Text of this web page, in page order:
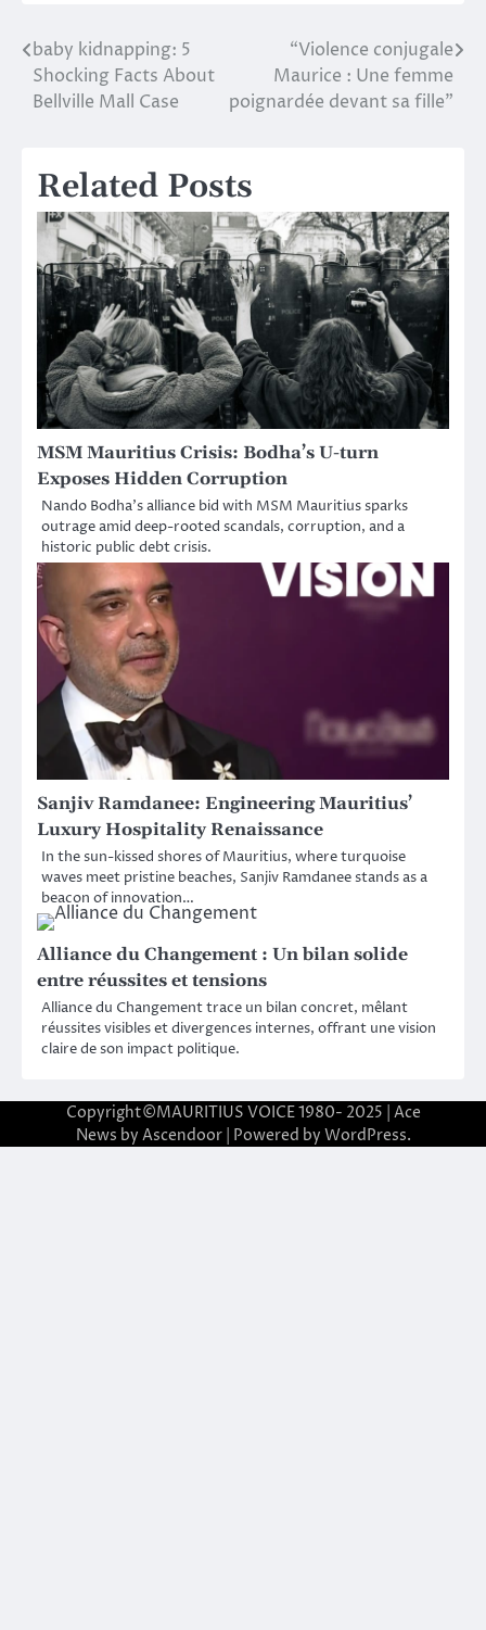
Post
navigation
baby kidnapping: 5
Shocking Facts About
Bellville Mall Case
“Violence conjugale
Maurice : Une femme
poignardée devant sa fille”
Related Posts
MSM Mauritius Crisis: Bodha’s U-turn
Exposes Hidden Corruption
Nando Bodha’s alliance bid with MSM Mauritius sparks
outrage amid deep-rooted scandals, corruption, and a
historic public debt crisis.
Sanjiv Ramdanee: Engineering Mauritius’
Luxury Hospitality Renaissance
In the sun-kissed shores of Mauritius, where turquoise
waves meet pristine beaches, Sanjiv Ramdanee stands as a
beacon of innovation…
Alliance du Changement : Un bilan solide
entre réussites et tensions
Alliance du Changement trace un bilan concret, mêlant
réussites visibles et divergences internes, offrant une vision
claire de son impact politique.
Copyright©MAURITIUS VOICE 1980- 2025 | Ace
News by Ascendoor| Powered by WordPress.